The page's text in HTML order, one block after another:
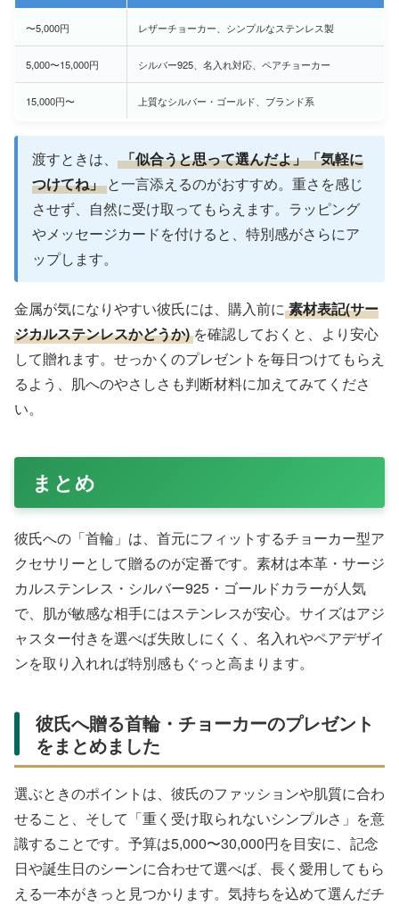
〜5,000円 レザーチョーカー、シンプルなステンレス製
5,000〜15,000円 シルバー925、名入れ対応、ペアチョーカー
15,000円〜 上質なシルバー・ゴールド、ブランド系
渡すときは、
「似合うと思って選んだよ」「気軽に
つけてね」 と一言添えるのがおすすめ。重さを感じ
させず、自然に受け取ってもらえます。ラッピング
やメッセージカードを付けると、特別感がさらにア
ップします。
金属が気になりやすい彼氏には、購入前に 素材表記(サー
ジカルステンレスかどうか) を確認しておくと、より安心
して贈れます。せっかくのプレゼントを毎日つけてもらえ
るよう、肌へのやさしさも判断材料に加えてみてくださ
い。
まとめ
彼氏への「首輪」は、首元にフィットするチョーカー型ア
クセサリーとして贈るのが定番です。素材は本革・サージ
カルステンレス・シルバー925・ゴールドカラーが人気
で、肌が敏感な相手にはステンレスが安心。サイズはアジ
ャスター付きを選べば失敗しにくく、名入れやペアデザイ
ンを取り入れれば特別感もぐっと高まります。
彼氏へ贈る首輪・チョーカーのプレゼント
をまとめました
選ぶときのポイントは、彼氏のファッションや肌質に合わ
せること、そして「重く受け取られないシンプルさ」を意
識することです。予算は5,000〜30,000円を目安に、記念
日や誕生日のシーンに合わせて選べば、長く愛用してもら
える一本がきっと見つかります。気持ちを込めて選んだチ